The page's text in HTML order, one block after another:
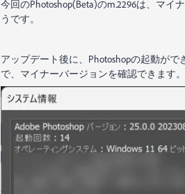
今回のPhotoshop(Beta)のm.2296は、マイ
うです。
アップデート後に、Photoshopの起動が
で、マイナーバージョンを確認できます。